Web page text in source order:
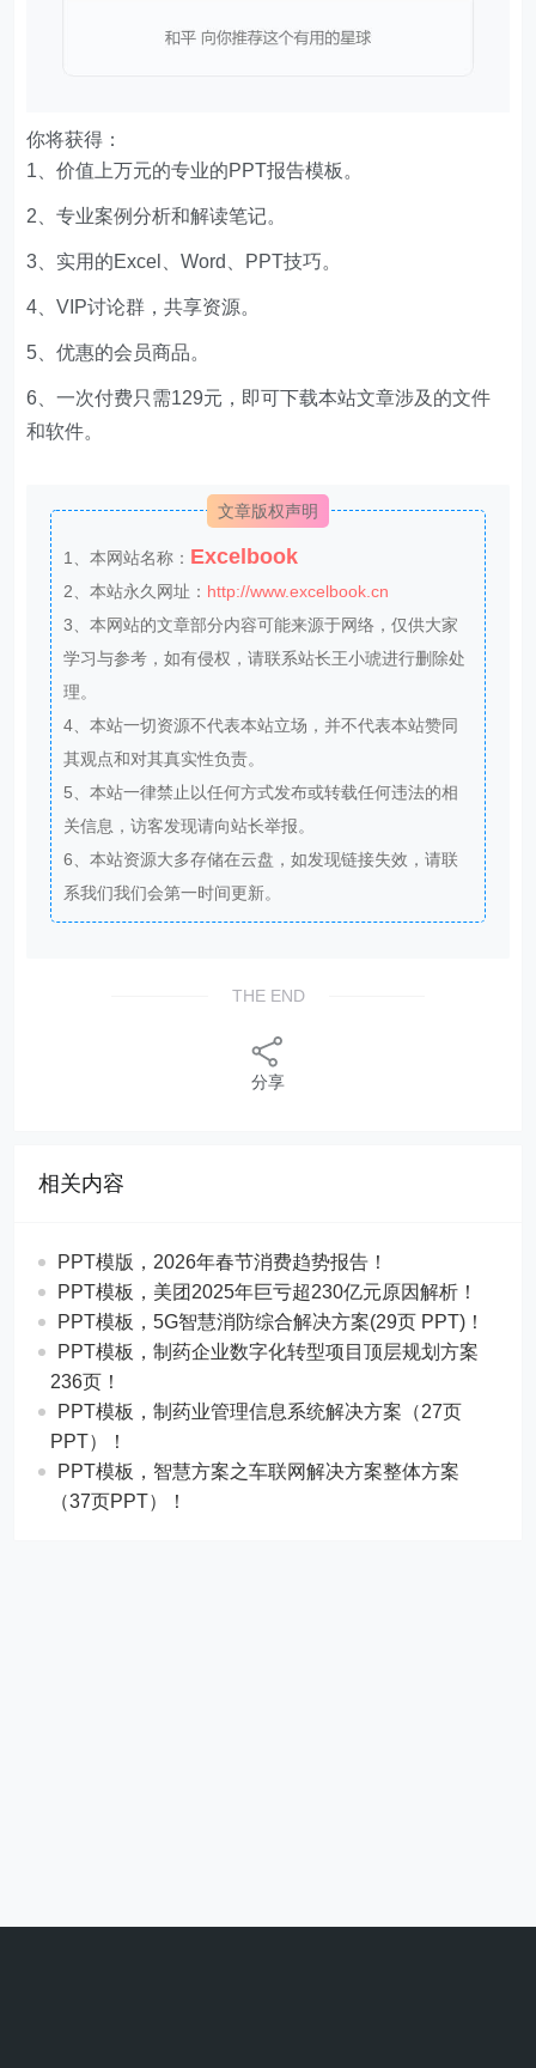
你将获得：
1、价值上万元的专业的PPT报告模板。
2、专业案例分析和解读笔记。
3、实用的Excel、Word、PPT技巧。
4、VIP讨论群，共享资源。
5、优惠的会员商品。
6、一次付费只需129元，即可下载本站文章涉及的文件
和软件。
文章版权声明
1、本网站名称： Excelbook
2、本站永久网址： http://www.excelbook.cn
3、本网站的文章部分内容可能来源于网络，仅供大家
学习与参考，如有侵权，请联系站长王小琥进行删除处
理。
4、本站一切资源不代表本站立场，并不代表本站赞同
其观点和对其真实性负责。
5、本站一律禁止以任何方式发布或转载任何违法的相
关信息，访客发现请向站长举报。
6、本站资源大多存储在云盘，如发现链接失效，请联
系我们我们会第一时间更新。
THE END
分享
相关内容
PPT模版，2026年春节消费趋势报告！
PPT模板，美团2025年巨亏超230亿元原因解析！
PPT模板，5G智慧消防综合解决方案(29页 PPT)！
PPT模板，制药企业数字化转型项目顶层规划方案
236页！
PPT模板，制药业管理信息系统解决方案（27页
PPT）！
PPT模板，智慧方案之车联网解决方案整体方案
（37页PPT）！